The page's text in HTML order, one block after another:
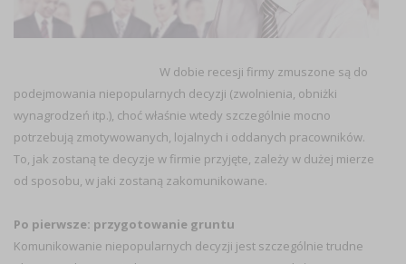
W dobie recesji firmy zmuszone są do
podejmowania niepopularnych decyzji (zwolnienia, obniżki
wynagrodzeń itp.), choć właśnie wtedy szczególnie mocno
potrzebują zmotywowanych, lojalnych i oddanych pracowników.
To, jak zostaną te decyzje w firmie przyjęte, zależy w dużej mierze
od sposobu, w jaki zostaną zakomunikowane.
Po pierwsze: przygotowanie gruntu
Komunikowanie niepopularnych decyzji jest szczególnie trudne